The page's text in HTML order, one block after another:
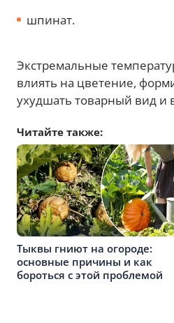
шпинат.
Экстремальные
влиять на цветение,
ухудшать товарный вид и
Читайте также:
Тыквы гниют на огороде:
основные причины и как
бороться с этой проблемой